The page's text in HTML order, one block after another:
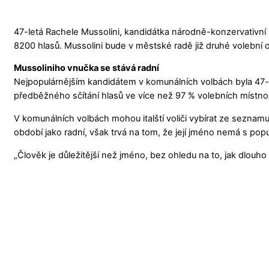
47-letá Rachele Mussolini, kandidátka národně-
8200 hlasů. Mussolini bude v městské radě již druhé volební
Mussoliniho vnučka se stává radní
Nejpopulárnějším kandidátem v komunálních volbách byla
předběžného sčítání hlasů ve více než 97 % volebních
V komunálních volbách mohou italští voliči vybírat ze
období jako radní, však trvá na tom, že její jméno nemá s
„Člověk je důležitější než jméno, bez ohledu na to, jak